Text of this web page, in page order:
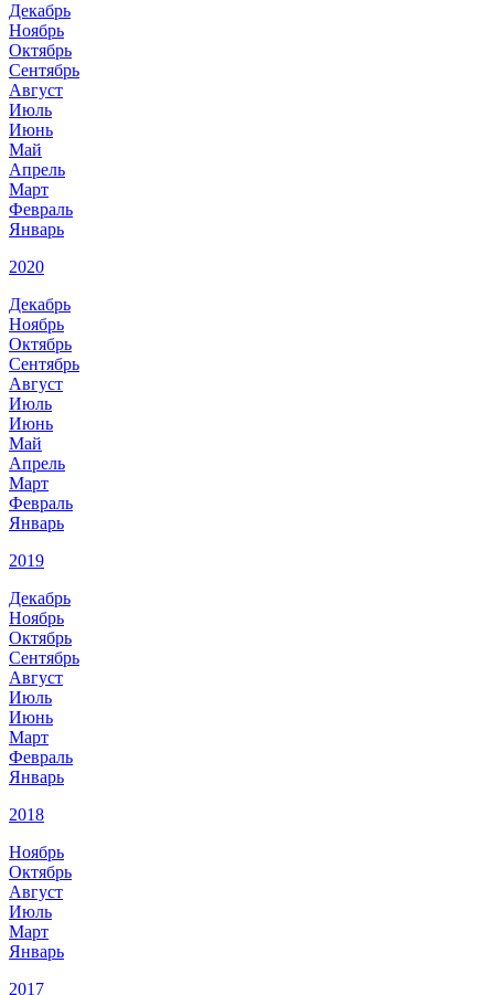
Декабрь
Ноябрь
Октябрь
Сентябрь
Август
Июль
Июнь
Май
Апрель
Март
Февраль
Январь
2020
Декабрь
Ноябрь
Октябрь
Сентябрь
Август
Июль
Июнь
Май
Апрель
Март
Февраль
Январь
2019
Декабрь
Ноябрь
Октябрь
Сентябрь
Август
Июль
Июнь
Март
Февраль
Январь
2018
Ноябрь
Октябрь
Август
Июль
Март
Январь
2017